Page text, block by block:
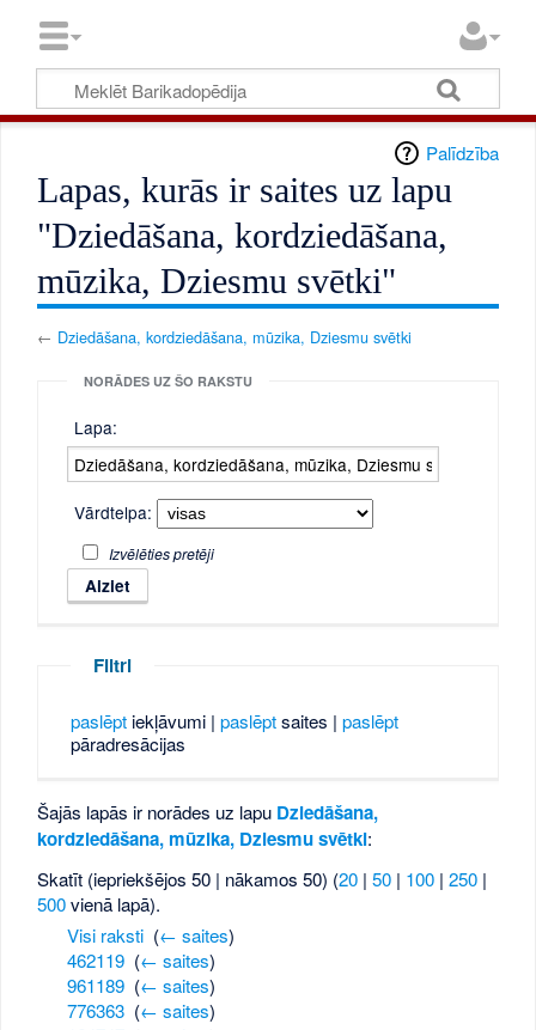
Palīdzība
Lapas, kurās ir saites uz lapu
"Dziedāšana, kordziedāšana,
mūzika, Dziesmu svētki"
← Dziedāšana, kordziedāšana, mūzika, Dziesmu svētki
NORĀDES UZ ŠO RAKSTU
Lapa:
Vārdtelpa:
Izvēlēties pretēji
Filtri
paslēptiekļāvumi | paslēptsaites | paslēpt
pāradresācijas
Šajās lapās ir norādes uz lapu Dziedāšana,
kordziedāšana, mūzika, Dziesmu svētki:
Skatīt (iepriekšējos 50 | nākamos 50) (20 |50 | 100 |250 |
500vienā lapā).
Visi raksti‎ (← saites)
462119‎ (← saites)
961189‎ (← saites)
776363‎ (← saites)